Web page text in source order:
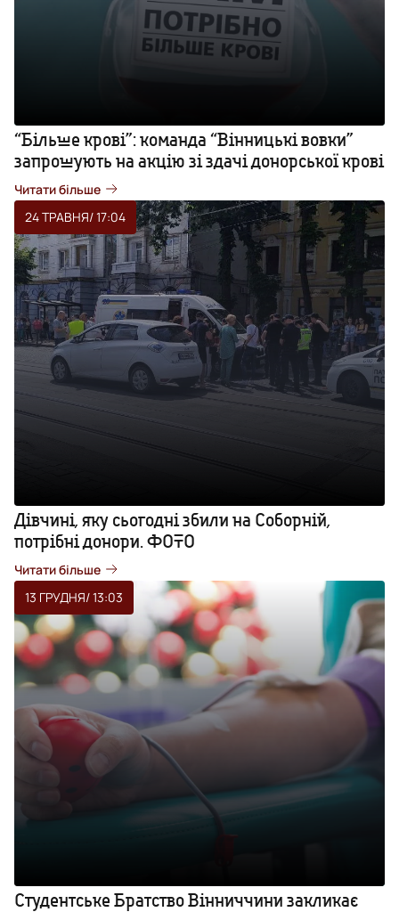
“Більше крові”: команда “Вінницькі вовки”
запрошують на акцію зі здачі донорської крові
Читати більше
24 ТРАВНЯ/ 17:04
Дівчині, яку сьогодні збили на Соборній,
потрібні донори. ФОТО
Читати більше
13 ГРУДНЯ/ 13:03
Студентське Братство Вінниччини закликає